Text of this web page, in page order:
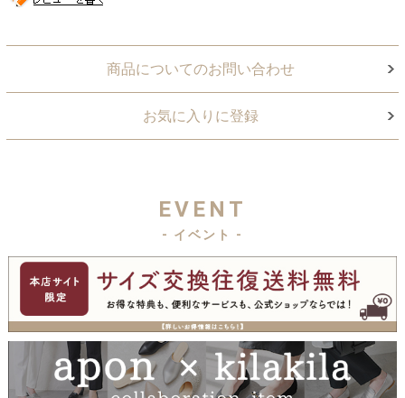
商品についてのお問い合わせ
お気に入りに登録
EVENT
- イベント -